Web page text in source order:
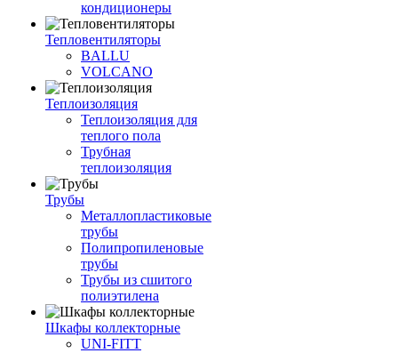
кондиционеры
Тепловентиляторы
BALLU
VOLCANO
Теплоизоляция
Теплоизоляция для
теплого пола
Трубная
теплоизоляция
Трубы
Металлопластиковые
трубы
Полипропиленовые
трубы
Трубы из сшитого
полиэтилена
Шкафы коллекторные
UNI-FITT